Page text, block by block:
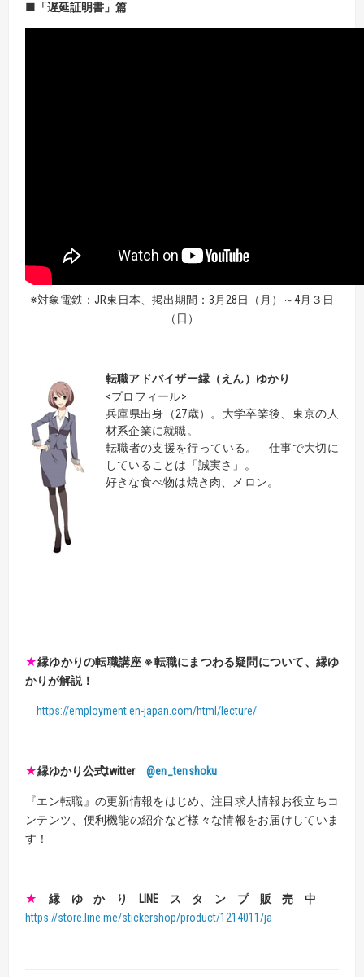
■「遅延証明書」篇
※対象電鉄：JR東日本、掲出期間：3月28日（月）～4月３日
（日）
転職アドバイザー縁（えん）ゆかり
<プロフィール>
兵庫県出身（27歳）。大学卒業後、東京の人
材系企業に就職。
転職者の支援を行っている。 仕事で大切に
していることは「誠実さ」。
好きな食べ物は焼き肉、メロン。
★縁ゆかりの転職講座 ※転職にまつわる疑問について、縁ゆ
かりが解説！
https://employment.en-japan.com/html/lecture/
★縁ゆかり公式twitter @en_tenshoku
『エン転職』の更新情報をはじめ、注目求人情報お役立ちコ
ンテンツ、便利機能の紹介など様々な情報をお届けしていま
す！
★ 縁ゆかりLINEスタンプ販売中
https://store.line.me/stickershop/product/1214011/ja